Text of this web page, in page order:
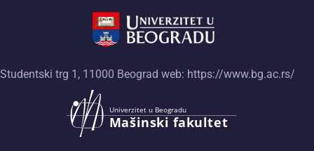
Studentski trg 1, 11000 Beograd web: https://www.bg.ac.rs/